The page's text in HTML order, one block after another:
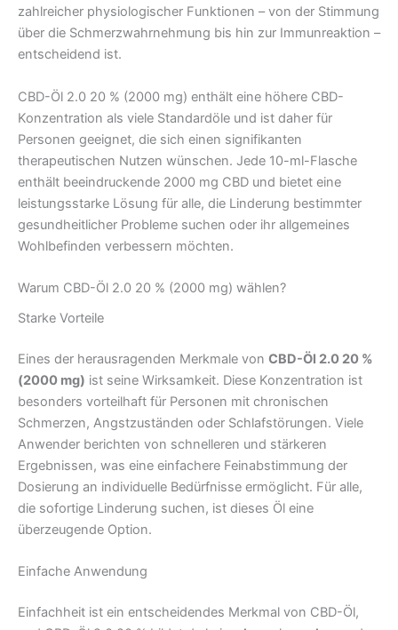
zahlreicher physiologischer Funktionen – von der Stimmung
über die Schmerzwahrnehmung bis hin zur Immunreaktion –
entscheidend ist.
CBD-Öl 2.0 20 % (2000 mg) enthält eine höhere CBD-
Konzentration als viele Standardöle und ist daher für
Personen geeignet, die sich einen signifikanten
therapeutischen Nutzen wünschen. Jede 10-ml-Flasche
enthält beeindruckende 2000 mg CBD und bietet eine
leistungsstarke Lösung für alle, die Linderung bestimmter
gesundheitlicher Probleme suchen oder ihr allgemeines
Wohlbefinden verbessern möchten.
Warum CBD-Öl 2.0 20 % (2000 mg) wählen?
Starke Vorteile
Eines der herausragenden Merkmale von CBD-Öl 2.0 20 %
(2000 mg) ist seine Wirksamkeit. Diese Konzentration ist
besonders vorteilhaft für Personen mit chronischen
Schmerzen, Angstzuständen oder Schlafstörungen. Viele
Anwender berichten von schnelleren und stärkeren
Ergebnissen, was eine einfachere Feinabstimmung der
Dosierung an individuelle Bedürfnisse ermöglicht. Für alle,
die sofortige Linderung suchen, ist dieses Öl eine
überzeugende Option.
Einfache Anwendung
Einfachheit ist ein entscheidendes Merkmal von CBD-Öl,